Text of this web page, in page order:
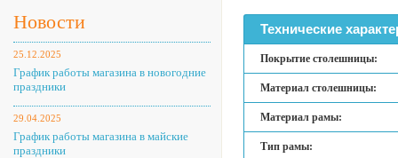
Новости
25.12.2025
График работы магазина в новогодние
праздники
29.04.2025
График работы магазина в майские
праздники
Технические
Покрытие столешницы:
Материал столешницы:
Материал рамы:
Тип рамы: